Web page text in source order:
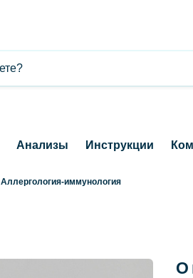
Анализы Инструкции
Аллергология-иммунология
О